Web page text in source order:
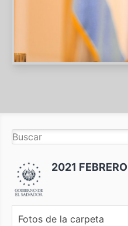
2021 FEBRERO
Fotos de la carpeta